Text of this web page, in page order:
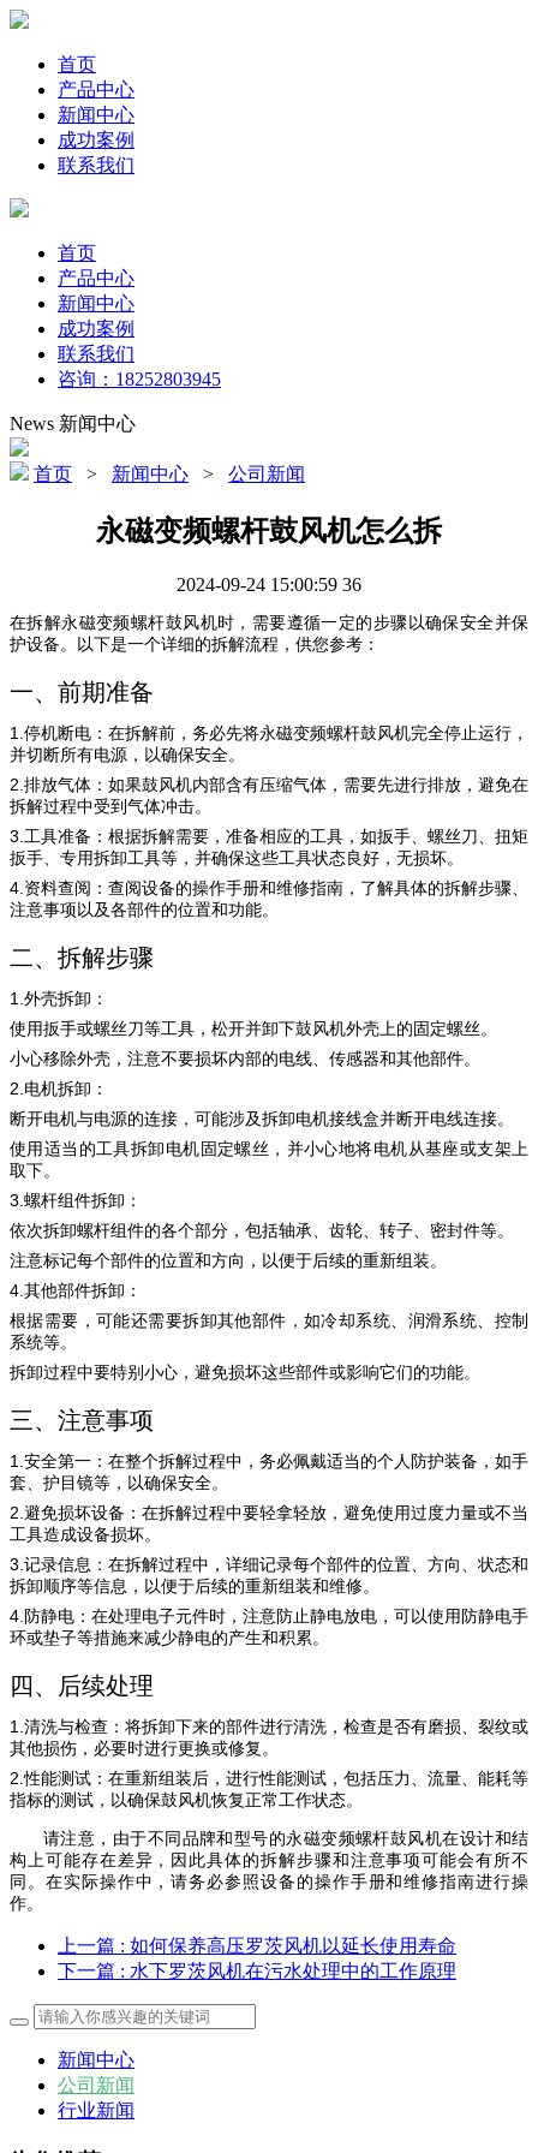
首页
产品中心
新闻中心
成功案例
联系我们
首页
产品中心
新闻中心
成功案例
联系我们
咨询：18252803945
News 新闻中心
首页 > 新闻中心 > 公司新闻
永磁变频螺杆鼓风机怎么拆
2024-09-24 15:00:59 36
在拆解永磁变频螺杆鼓风机时，需要遵循一定的步骤以确保安全并保
护设备。以下是一个详细的拆解流程，供您参考：
一、前期准备
1. 停机断电 ：在拆解前，务必先将永磁变频螺杆鼓风机完全停止运行，
并切断所有电源，以确保安全。
2. 排放气体 ：如果鼓风机内部含有压缩气体，需要先进行排放，避免在
拆解过程中受到气体冲击。
3. 工具准备 ：根据拆解需要，准备相应的工具，如扳手、螺丝刀、扭矩
扳手、专用拆卸工具等，并确保这些工具状态良好，无损坏。
4. 资料查阅 ：查阅设备的操作手册和维修指南，了解具体的拆解步骤、
注意事项以及各部件的位置和功能。
二、拆解步骤
1. 外壳拆卸 ：
使用扳手或螺丝刀等工具，松开并卸下鼓风机外壳上的固定螺丝。
小心移除外壳，注意不要损坏内部的电线、传感器和其他部件。
2. 电机拆卸 ：
断开电机与电源的连接，可能涉及拆卸电机接线盒并断开电线连接。
使用适当的工具拆卸电机固定螺丝，并小心地将电机从基座或支架上
取下。
3. 螺杆组件拆卸 ：
依次拆卸螺杆组件的各个部分，包括轴承、齿轮、转子、密封件等。
注意标记每个部件的位置和方向，以便于后续的重新组装。
4. 其他部件拆卸 ：
根据需要，可能还需要拆卸其他部件，如冷却系统、润滑系统、控制
系统等。
拆卸过程中要特别小心，避免损坏这些部件或影响它们的功能。
三、注意事项
1. 安全第一 ：在整个拆解过程中，务必佩戴适当的个人防护装备，如手
套、护目镜等，以确保安全。
2. 避免损坏设备 ：在拆解过程中要轻拿轻放，避免使用过度力量或不当
工具造成设备损坏。
3. 记录信息 ：在拆解过程中，详细记录每个部件的位置、方向、状态和
拆卸顺序等信息，以便于后续的重新组装和维修。
4. 防静电 ：在处理电子元件时，注意防止静电放电，可以使用防静电手
环或垫子等措施来减少静电的产生和积累。
四、后续处理
1. 清洗与检查 ：将拆卸下来的部件进行清洗，检查是否有磨损、裂纹或
其他损伤，必要时进行更换或修复。
2.性能测试 ：在重新组装后，进行性能测试，包括压力、流量、能耗等
指标的测试，以确保鼓风机恢复正常工作状态。
请注意，由于不同品牌和型号的永磁变频螺杆鼓风机在设计和结
构上可能存在差异，因此具体的拆解步骤和注意事项可能会有所不
同。在实际操作中，请务必参照设备的操作手册和维修指南进行操
作。
上一篇 : 如何保养高压罗茨风机以延长使用寿命
下一篇 : 水下罗茨风机在污水处理中的工作原理
新闻中心
公司新闻
行业新闻